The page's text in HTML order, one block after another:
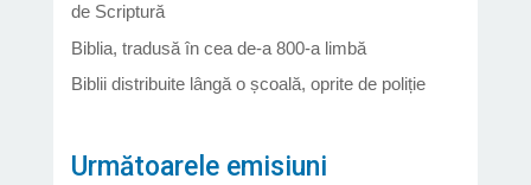
de Scriptură
Biblia, tradusă în cea de-a 800-a limbă
Biblii distribuite lângă o școală, oprite de poliție
Următoarele emisiuni